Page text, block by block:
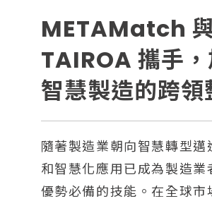
METAMatch
TAIROA 攜手
智慧製造的跨領
隨著製造業朝向智慧轉型邁
和智慧化應用已成為製造業
優勢必備的技能。在全球市